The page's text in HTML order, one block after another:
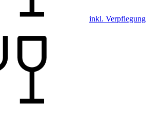
inkl. Verpflegung